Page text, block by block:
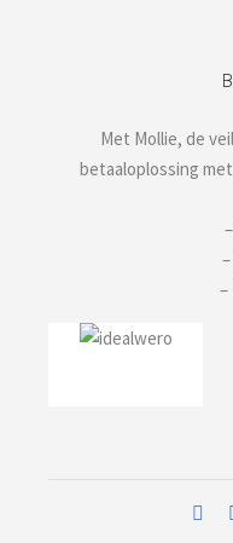
Met Mollie, de
betaaloplossing
–